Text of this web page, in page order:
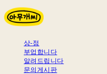
상-점
부업합니다
알려드립니다
문의게시판